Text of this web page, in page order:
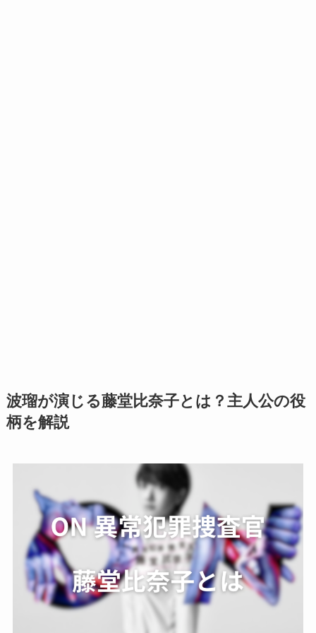
波瑠が演じる藤堂比奈子とは？主人公の役
柄を解説